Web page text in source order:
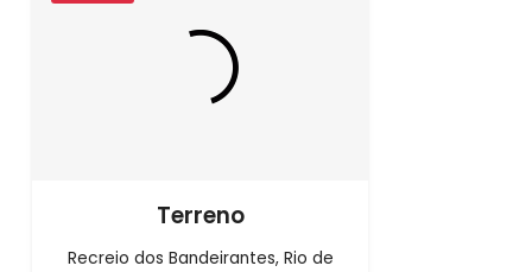
Terreno
Recreio dos Bandeirantes, Rio de